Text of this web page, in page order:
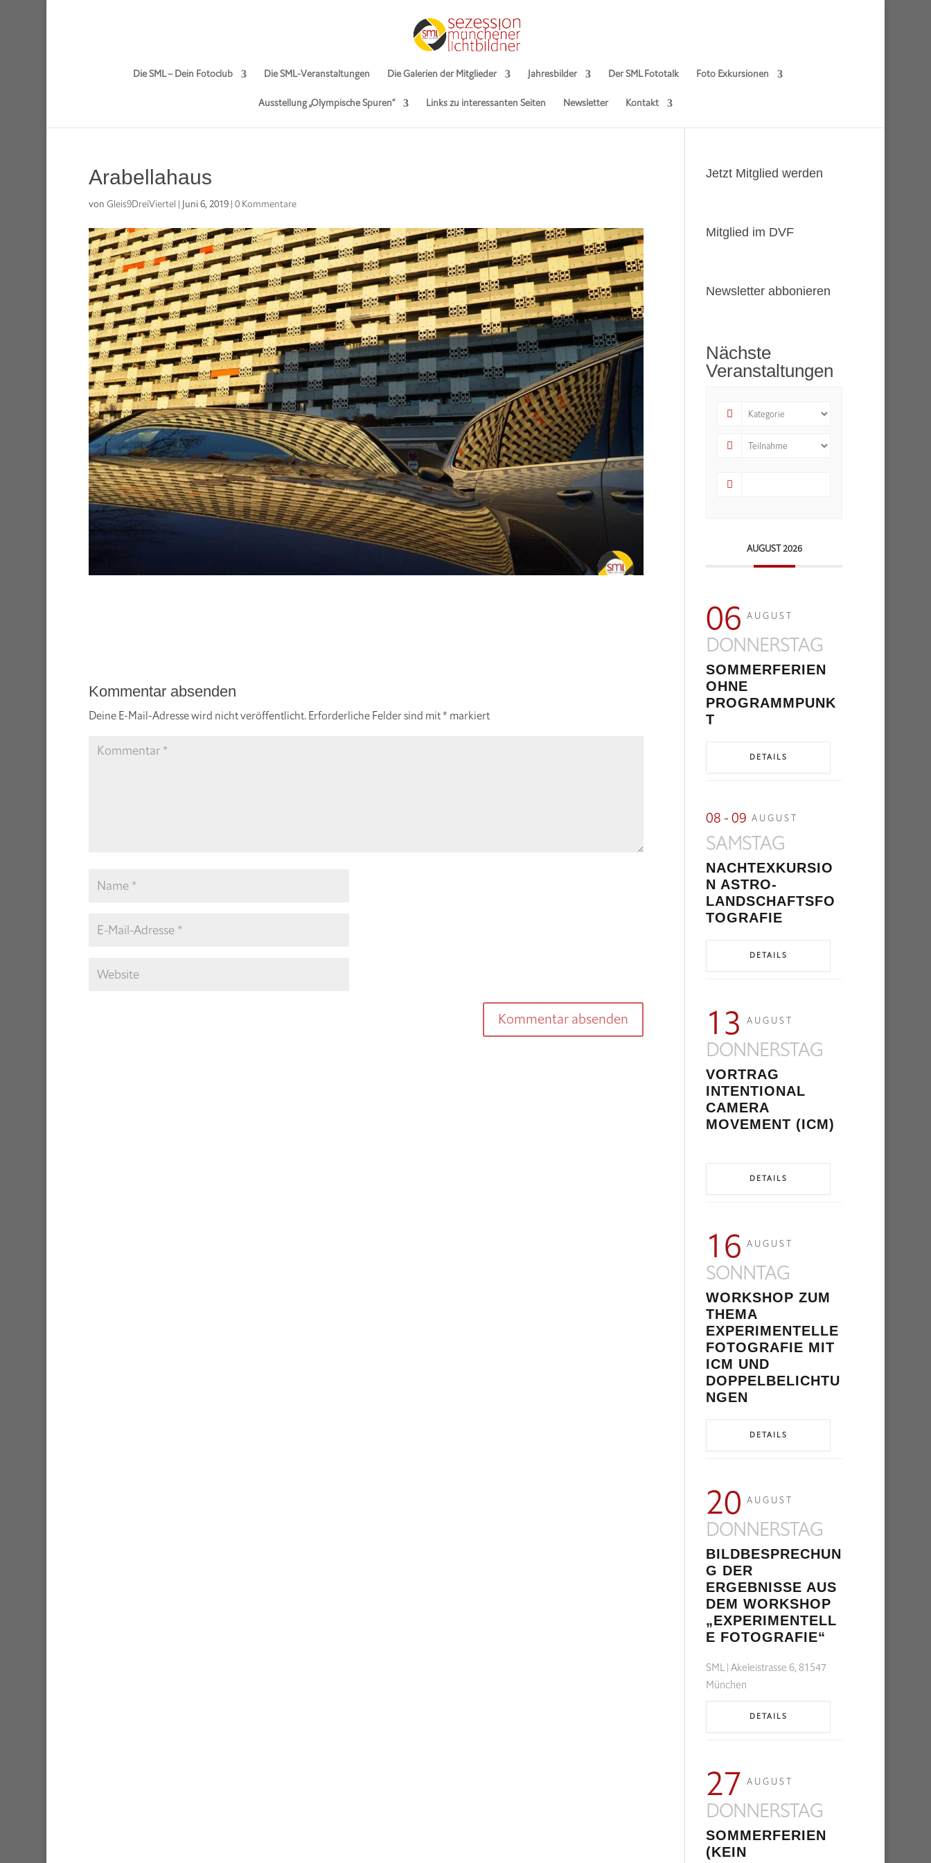
Die SML – Dein Fotoclub Die SML-Veranstaltungen Die Galerien der Mitglieder Jahresbilder Der SML Fototalk Foto Exkursionen
Ausstellung „Olympische Spuren“ Links zu interessanten Seiten Newsletter Kontakt
Arabellahaus
von Gleis9DreiViertel | Juni 6, 2019| 0 Kommentare
Kommentar absenden
Deine E-Mail-Adresse wird nicht veröffentlicht. Erforderliche Felder sind mit* markiert
Jetzt Mitglied werden
Mitglied im DVF
Newsletter abbonieren
Nächste
Veranstaltungen
AUGUST 2026
06 AUGUST
DONNERSTAG
SOMMERFERIEN
OHNE
PROGRAMMPUNK
T
DETAILS
08 - 09 AUGUST
SAMSTAG
NACHTEXKURSIO
N ASTRO-
LANDSCHAFTSFO
TOGRAFIE
DETAILS
13 AUGUST
DONNERSTAG
VORTRAG
INTENTIONAL
CAMERA
MOVEMENT (ICM)
DETAILS
16 AUGUST
SONNTAG
WORKSHOP ZUM
THEMA
EXPERIMENTELLE
FOTOGRAFIE MIT
ICM UND
DOPPELBELICHTU
NGEN
DETAILS
20 AUGUST
DONNERSTAG
BILDBESPRECHUN
G DER
ERGEBNISSE AUS
DEM WORKSHOP
„EXPERIMENTELL
E FOTOGRAFIE“
SML | Akeleistrasse 6, 81547
München
DETAILS
27 AUGUST
DONNERSTAG
SOMMERFERIEN
(KEIN